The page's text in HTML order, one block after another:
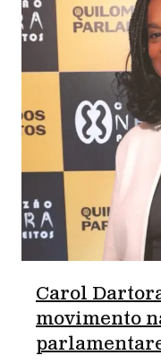
Carol
movimento